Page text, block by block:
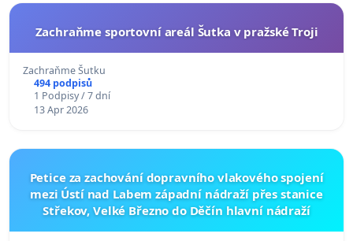
Zachraňme sportovní areál Šutka v pražské Troji
Zachraňme Šutku
494 podpisů
1 Podpisy / 7 dní
13 Apr 2026
Petice za zachování dopravního vlakového spojení
mezi Ústí nad Labem západní nádraží přes stanice
Střekov, Velké Březno do Děčín hlavní nádraží